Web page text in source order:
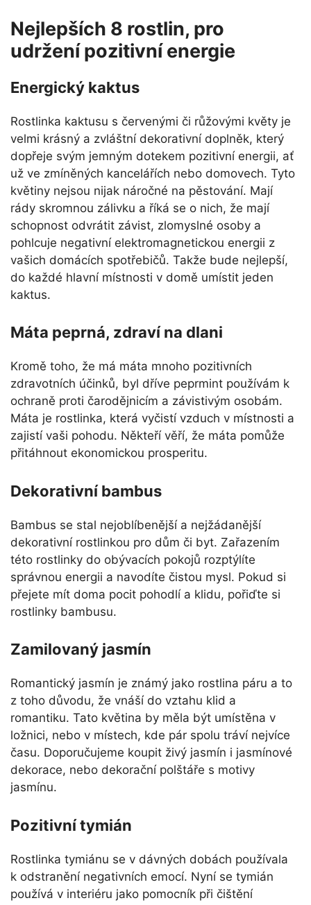
Nejlepších 8 rostlin, pro
udržení pozitivní energie
Energický kaktus
Rostlinka kaktusu s červenými či růžovými květy je
velmi krásný a zvláštní dekorativní doplněk, který
dopřeje svým jemným dotekem pozitivní energii, ať
už ve zmíněných kancelářích nebo domovech. Tyto
květiny nejsou nijak náročné na pěstování. Mají
rády skromnou zálivku a říká se o nich, že mají
schopnost odvrátit závist, zlomyslné osoby a
pohlcuje negativní elektromagnetickou energii z
vašich domácích spotřebičů. Takže bude nejlepší,
do každé hlavní místnosti v domě umístit jeden
kaktus.
Máta peprná, zdraví na dlani
Kromě toho, že má máta mnoho pozitivních
zdravotních účinků, byl dříve peprmint používám k
ochraně proti čarodějnicím a závistivým osobám.
Máta je rostlinka, která vyčistí vzduch v místnosti a
zajistí vaši pohodu. Někteří věří, že máta pomůže
přitáhnout ekonomickou prosperitu.
Dekorativní bambus
Bambus se stal nejoblíbenější a nejžádanější
dekorativní rostlinkou pro dům či byt. Zařazením
této rostlinky do obývacích pokojů rozptýlíte
správnou energii a navodíte čistou mysl. Pokud si
přejete mít doma pocit pohodlí a klidu, pořiďte si
rostlinky bambusu.
Zamilovaný jasmín
Romantický jasmín je známý jako rostlina páru a to
z toho důvodu, že vnáší do vztahu klid a
romantiku. Tato květina by měla být umístěna v
ložnici, nebo v místech, kde pár spolu tráví nejvíce
času. Doporučujeme koupit živý jasmín i jasmínové
dekorace, nebo dekorační polštáře s motivy
jasmínu.
Pozitivní tymián
Rostlinka tymiánu se v dávných dobách používala
k odstranění negativních emocí. Nyní se tymián
používá v interiéru jako pomocník při čištění